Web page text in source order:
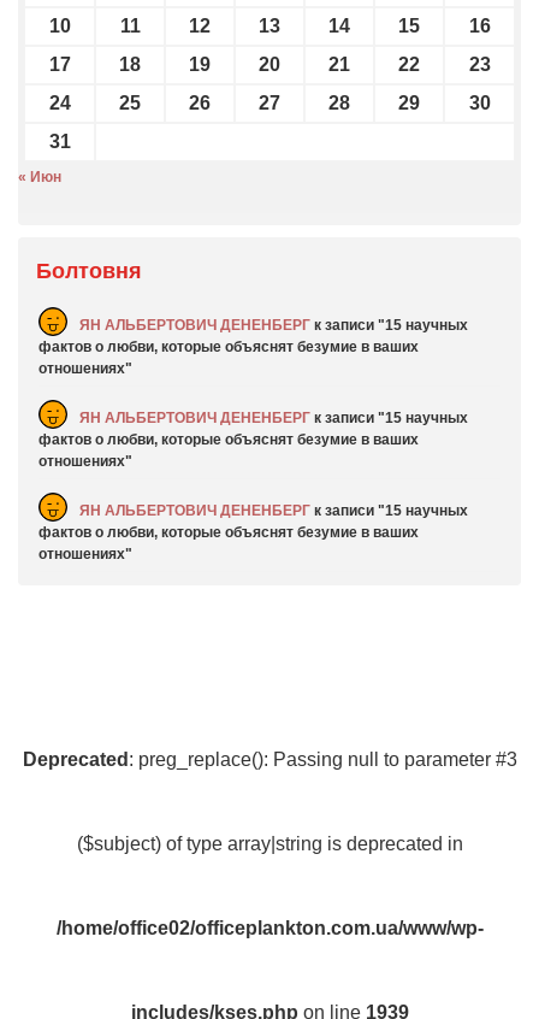
10
11 12 13 14 15
16
17
18 19 20 21 22
23
24
25 26 27 28 29
30
31
« Июн
Болтовня
ЯН АЛЬБЕРТОВИЧ ДЕНЕНБЕРГ к записи
15 научных
фактов о любви, которые объяснят безумие в ваших
отношениях
ЯН АЛЬБЕРТОВИЧ ДЕНЕНБЕРГ к записи
15 научных
фактов о любви, которые объяснят безумие в ваших
отношениях
ЯН АЛЬБЕРТОВИЧ ДЕНЕНБЕРГ к записи
15 научных
фактов о любви, которые объяснят безумие в ваших
отношениях
Deprecated : preg_replace(): Passing null to parameter #3
($subject) of type array|string is deprecated in
/home/office02/officeplankton.com.ua/www/wp-
includes/kses.php on line 1939